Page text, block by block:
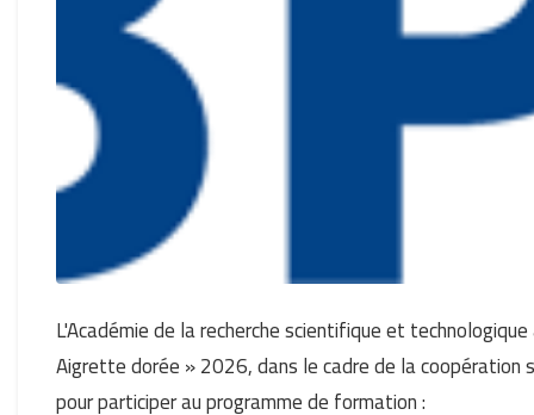
L'Académie de la recherche scientifique et
Aigrette dorée » 2026, dans le cadre de la coopération
pour participer au programme de formation :